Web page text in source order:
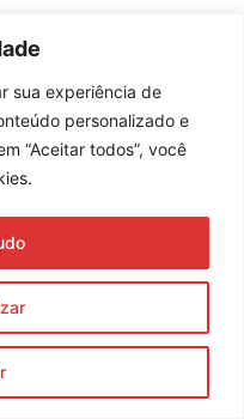
sua experiência de
personalizado e
“Aceitar todos”, você
Termos de Uso